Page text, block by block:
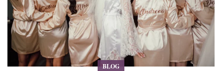
BLOG